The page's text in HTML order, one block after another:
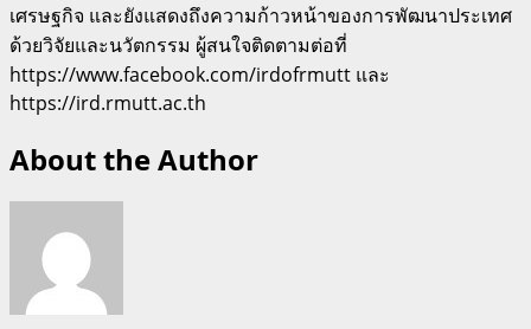
เศรษฐกิจ และยังแสดงถึงความก้าวหน้าของการพัฒนาประเทศ
ด้วยวิจัยและนวัตกรรม ผู้สนใจติดตามต่อที่
https://www.facebook.com/irdofrmutt และ
https://ird.rmutt.ac.th
About the Author